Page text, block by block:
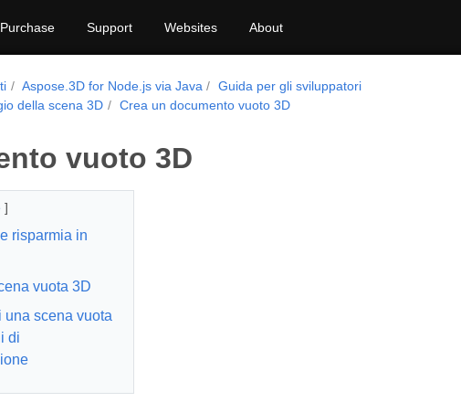
Purchase Support Websites About
Aspose.3D for Node.js via Java
Guida per gli sviluppatori
della scena 3D
Crea un documento vuoto 3D
vuoto 3D
]
risparmia in
vuota 3D
una scena vuota
di